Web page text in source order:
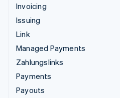
Invoicing
Issuing
Link
Managed Payments
Zahlungslinks
Payments
Payouts